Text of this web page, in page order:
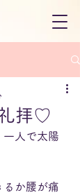
拝♡
一人で太陽
るか腰が痛